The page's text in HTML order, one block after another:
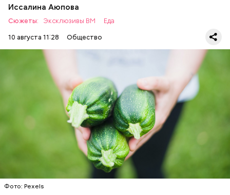
Иссалина Аюпова
Сюжеты: Эксклюзивы ВМ
Еда
10 августа 11:28
Общество
Фото: Pexels
Что понадобится:
РЕЦЕПТЫ
Ингредиенты